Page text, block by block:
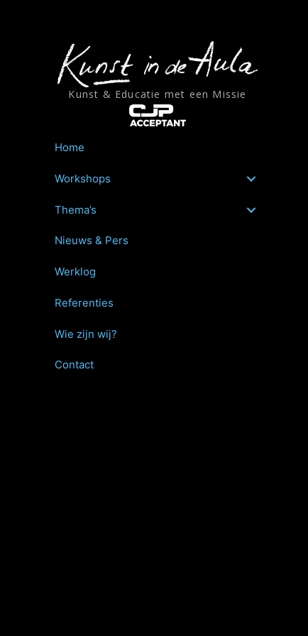
Kunst & Educatie met een Missie
Home
Workshops
Thema’s
Nieuws & Pers
Werklog
Referenties
Wie zijn wij?
Contact